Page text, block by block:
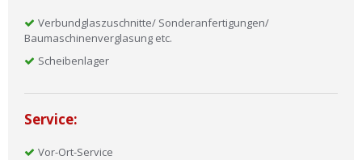
Verbundglaszuschnitte/ Sonderanfertigungen/
Baumaschinenverglasung etc.
Scheibenlager
Service:
Vor-Ort-Service